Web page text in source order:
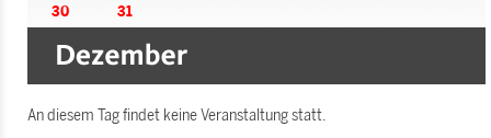
30
31
An diesem Tag findet keine Veranstaltung statt.